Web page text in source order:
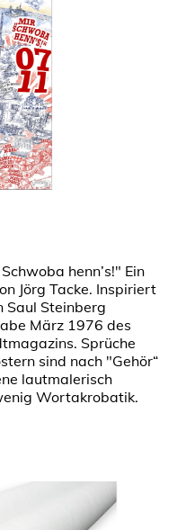
henn’s!" Ein
Jörg Tacke. Inspiriert
Saul Steinberg
März 1976 des
Sprüche
sind nach "Gehör“
lautmalerisch
Wortakrobatik.